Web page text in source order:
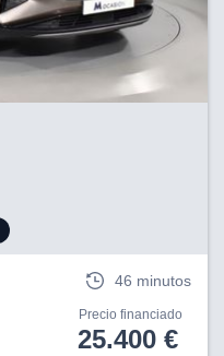
46 minutos
Precio financiado
25.400 €